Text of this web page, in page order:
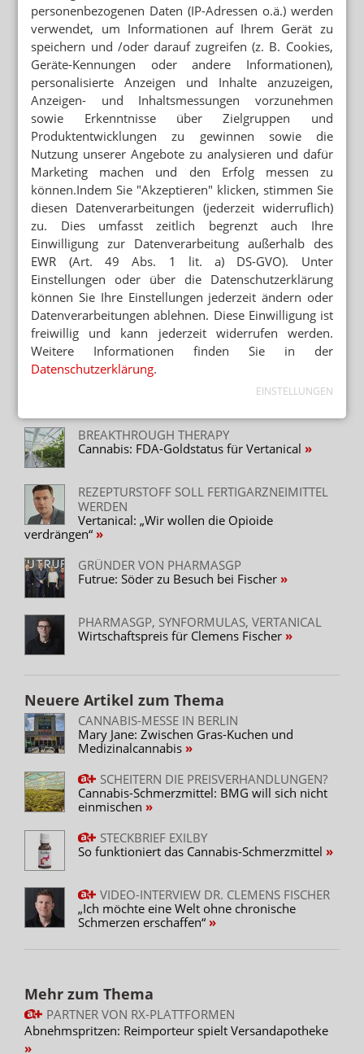
personenbezogenen Daten (IP-Adressen o.ä.) werden
verwendet, um Informationen auf Ihrem Gerät zu
speichern und /oder darauf zugreifen (z. B. Cookies,
Geräte-Kennungen oder andere Informationen),
personalisierte Anzeigen und Inhalte anzuzeigen,
Anzeigen- und Inhaltsmessungen vorzunehmen
sowie Erkenntnisse über Zielgruppen und
Produktentwicklungen zu gewinnen sowie die
Nutzung unserer Angebote zu analysieren und dafür
Marketing machen und den Erfolg messen zu
können.Indem Sie "Akzeptieren" klicken, stimmen Sie
diesen Datenverarbeitungen (jederzeit widerruflich)
zu. Dies umfasst zeitlich begrenzt auch Ihre
Einwilligung zur Datenverarbeitung außerhalb des
EWR (Art. 49 Abs. 1 lit. a) DS-GVO). Unter
Einstellungen oder über die Datenschutzerklärung
können Sie Ihre Einstellungen jederzeit ändern oder
Datenverarbeitungen ablehnen. Diese Einwilligung ist
freiwillig und kann jederzeit widerrufen werden.
Weitere Informationen finden Sie in der
Datenschutzerklärung.
EINSTELLUNGEN
Pharma BfArM/EMA/FDA
neue AM
Cannabis
NEWSLETTER
Das Wichtigste des Tages direkt in
Ihr Postfach. Kostenlos!
E-MAIL ADRESSE
Jetzt abonnieren
Hinweis zum Newsletter & Datenschutz
Lesen Sie auch
OTC-EXPERTE WILL OPIOIDE ERSETZEN
Exilby: Erstes Cannabis-Schmerzmittel vor
BREAKTHROUGH THERAPY
Cannabis: FDA-Goldstatus für Vertanical
REZEPTURSTOFF SOLL FERTIGARZNEIMITTEL
WERDEN
Vertanical: „Wir wollen die Opioide
verdrängen“
GRÜNDER VON PHARMASGP
Futrue: Söder zu Besuch bei Fischer
PHARMASGP, SYNFORMULAS, VERTANICAL
Wirtschaftspreis für Clemens Fischer
Neuere Artikel zum Thema
CANNABIS-MESSE IN BERLIN
Mary Jane: Zwischen Gras-Kuchen und
Medizinalcannabis
SCHEITERN DIE PREISVERHANDLUNGEN?
Cannabis-Schmerzmittel: BMG will sich nicht
einmischen
STECKBRIEF EXILBY
So funktioniert das Cannabis-Schmerzmittel
VIDEO-INTERVIEW DR. CLEMENS FISCHER
„Ich möchte eine Welt ohne chronische
Schmerzen erschaffen“
Mehr zum Thema
PARTNER VON RX-PLATTFORMEN
Abnehmspritzen: Reimporteur spielt Versandapotheke